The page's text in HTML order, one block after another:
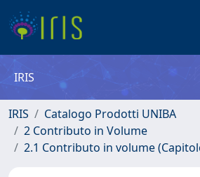
IRIS
IRIS
Catalogo Prodotti UNIBA
2 Contributo in Volume
2.1 Contributo in volume